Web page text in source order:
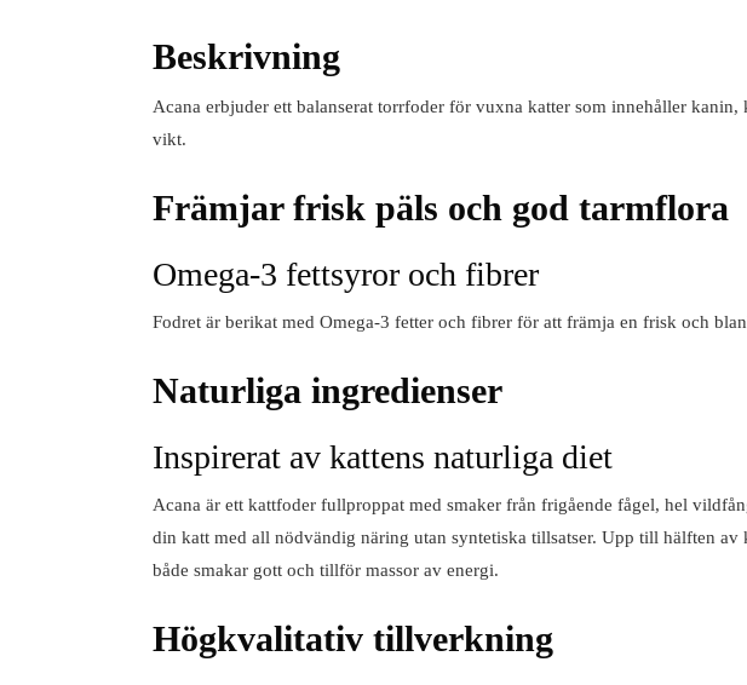
Beskrivning
Acana erbjuder ett balanserat torrfoder för vuxna katter som innehåller
vikt.
Främjar frisk päls och god tarmflora
Omega-3 fettsyror och fibrer
Fodret är berikat med Omega-3 fetter och fibrer för att främja en frisk och
Naturliga ingredienser
Inspirerat av kattens naturliga diet
Acana är ett kattfoder fullproppat med smaker från frigående fågel, hel
din katt med all nödvändig näring utan syntetiska tillsatser. Upp till hälften
både smakar gott och tillför massor av energi.
Högkvalitativ tillverkning